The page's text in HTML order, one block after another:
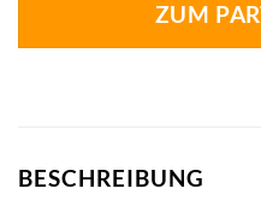
ZUM
BESCHREIBUNG